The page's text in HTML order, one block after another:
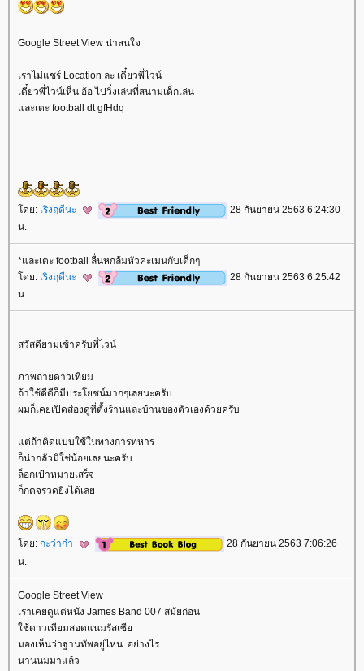
Google Street View น่าสนใจ
เราไม่แชร์ Location ละ เดี๋ยวพี่ไวน์
เดี๋ยวพี่ไวน์เห็น อ้อ ไปวิ่งเล่นที่สนามเด็กเล่น
ละเตะ football dt gfHdq
ดย: เริงฤดีนะ
28 กันยายน 2563 6:24:30
น.
*และเตะ football ลื่นหกล้มหัวคะเมนกับเด็กๆ
ดย: เริงฤดีนะ
28 กันยายน 2563 6:25:42
น.
สวัสดียามเช้าครับพี่ไวน์
ภาพถ่ายดาวเทียม
ถ้าใช้ดีดีก็มีประโยชน์มากๆเลยนะครับ
ผมก็เคยเปิดส่องดูที่ตั้งร้านและบ้านของตัวเองด้วยครับ
ต่ถ้าคิดแบบใช้ในทางการทหาร
ก็น่ากลัวมิใช่น้อยเลยนะครับ
ล็อกเป้าหมายเสร็จ
ก็กดจรวดยิงได้เล
ดย: กะว่าก๋า
28 กันยายน 2563 7:06:26
น.
Google Street View
เราเคยดูแต่หนัง James Band 007 สมัยก่อน
ช้ดาวเทียมสอดแนมรัสเซี
มองเห็นว่าฐานทัพอยู่ไหน..อย่างไร
นานนมมาแล้ว